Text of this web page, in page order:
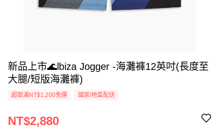
新品上市🌊lbiza Jogger -海灘褲12英吋(長度至
大腿/短版海灘褲)
超取滿NT$1,200免運 國家/地區配送
NT$2,880